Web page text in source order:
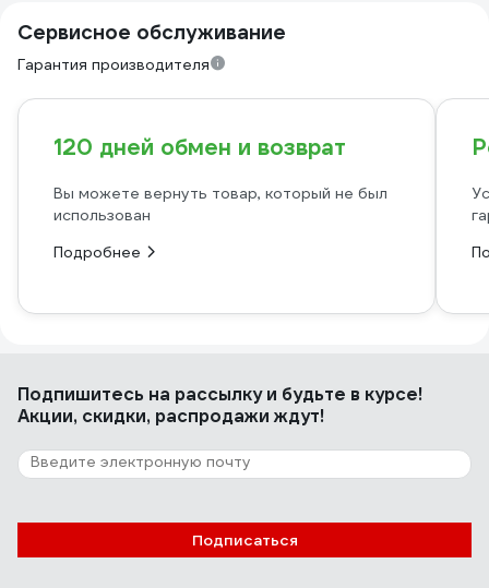
Сервисное обслуживание
Гарантия производителя
120 дней обмен и возврат
Вы можете вернуть товар, который не был
использован
Подробнее
Подпишитесь на рассылкуи будьте в курсе!
Акции, скидки, распродажи ждут!
Подписаться